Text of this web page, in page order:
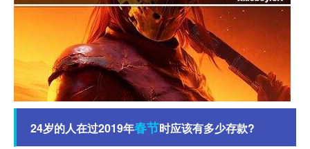
24岁的人在过2019年春节时应该有多少存款?